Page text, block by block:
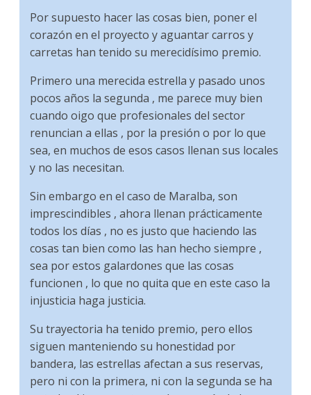
Por supuesto hacer las cosas bien, poner el
corazón en el proyecto y aguantar carros y
carretas han tenido su merecidísimo premio.
Primero una merecida estrella y pasado unos
pocos años la segunda , me parece muy bien
cuando oigo que profesionales del sector
renuncian a ellas , por la presión o por lo que
sea, en muchos de esos casos llenan sus locales
y no las necesitan.
Sin embargo en el caso de Maralba, son
imprescindibles , ahora llenan prácticamente
todos los días , no es justo que haciendo las
cosas tan bien como las han hecho siempre ,
sea por estos galardones que las cosas
funcionen , lo que no quita que en este caso la
injusticia haga justicia.
Su trayectoria ha tenido premio, pero ellos
siguen manteniendo su honestidad por
bandera, las estrellas afectan a sus reservas,
pero ni con la primera, ni con la segunda se ha